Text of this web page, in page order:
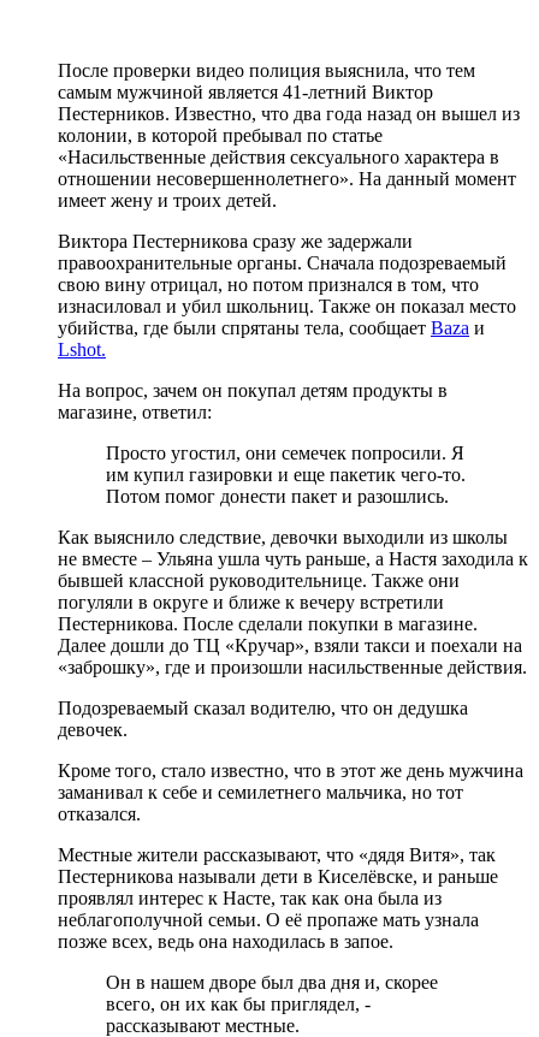
После проверки видео полиция выяснила, что тем
самым мужчиной является 41-летний Виктор
Пестерников. Известно, что два года назад он вышел из
колонии, в которой пребывал по статье
«Насильственные действия сексуального характера в
отношении несовершеннолетнего». На данный момент
имеет жену и троих детей.
Виктора Пестерникова сразу же задержали
правоохранительные органы. Сначала подозреваемый
свою вину отрицал, но потом признался в том, что
изнасиловал и убил школьниц. Также он показал место
убийства, где были спрятаны тела, сообщает Baza и
Lshot.
На вопрос, зачем он покупал детям продукты в
магазине, ответил:
Просто угостил, они семечек попросили. Я
им купил газировки и еще пакетик чего-то.
Потом помог донести пакет и разошлись.
Как выяснило следствие, девочки выходили из школы
не вместе – Ульяна ушла чуть раньше, а Настя заходила к
бывшей классной руководительнице. Также они
погуляли в округе и ближе к вечеру встретили
Пестерникова. После сделали покупки в магазине.
Далее дошли до ТЦ «Кручар», взяли такси и поехали на
«заброшку», где и произошли насильственные действия.
Подозреваемый сказал водителю, что он дедушка
девочек.
Кроме того, стало известно, что в этот же день мужчина
заманивал к себе и семилетнего мальчика, но тот
отказался.
Местные жители рассказывают, что «дядя Витя», так
Пестерникова называли дети в Киселёвске, и раньше
проявлял интерес к Насте, так как она была из
неблагополучной семьи. О её пропаже мать узнала
позже всех, ведь она находилась в запое.
Он в нашем дворе был два дня и, скорее
всего, он их как бы приглядел, -
рассказывают местные.